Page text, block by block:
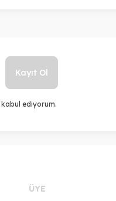
Kayıt Ol
ediyorum.
ÜYE